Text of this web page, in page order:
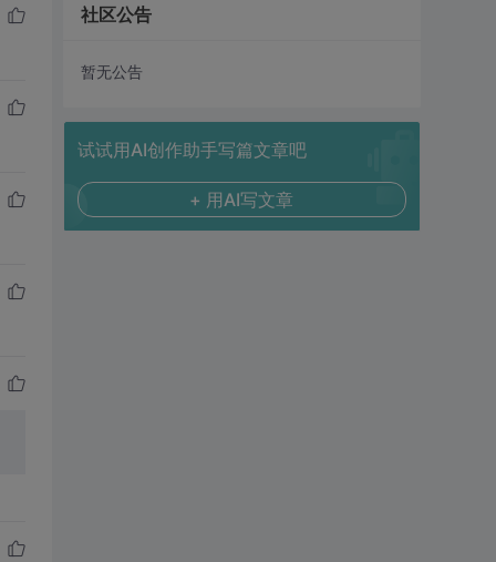
社区公告
暂无公告
试试用AI创作助手写篇文章吧
+ 用AI写文章